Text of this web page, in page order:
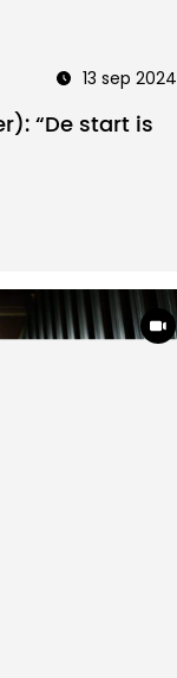
13 sep 2024
“De start is